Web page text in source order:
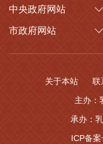
中央政府网站
市政府网站
关于本站 联
主办：
承办：
ICP备